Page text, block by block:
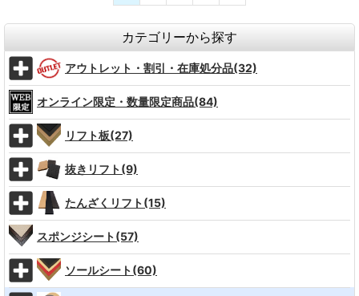
カテゴリーから探す
アウトレット・割引・在庫処分品(32)
オンライン限定・数量限定商品(84)
リフト板(27)
抜きリフト(9)
たんざくリフト(15)
スポンジシート(57)
ソールシート(60)